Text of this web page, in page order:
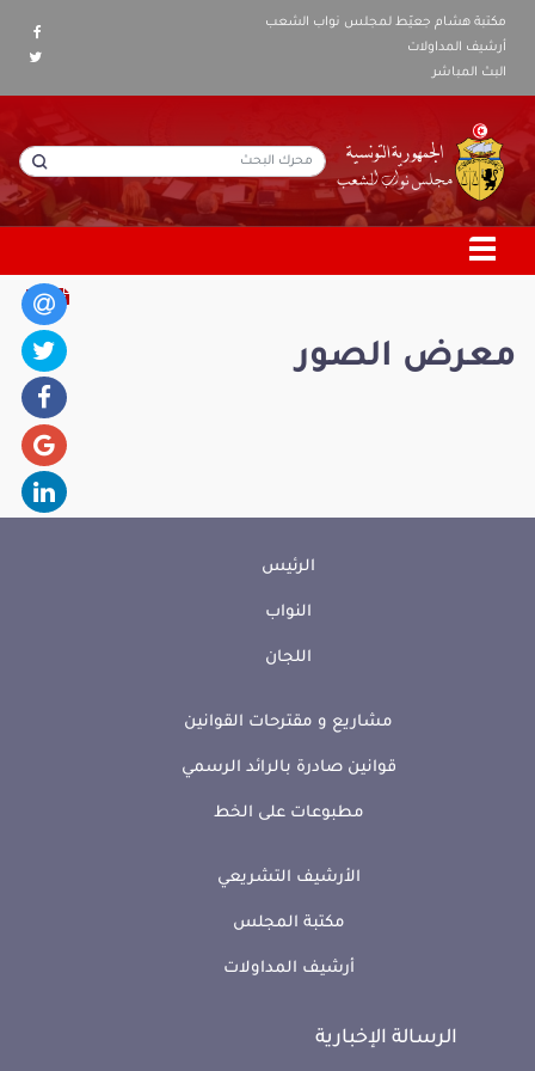
مكتبة هشام جعيّط لمجلس نواب الشعب
أرشيف المداولات
البث المباشر
معرض الصور
الرئيس
النواب
اللجان
مشاريع و مقترحات القوانين
قوانين صادرة بالرائد الرسمي
مطبوعات على الخط
الأرشيف التشريعي
مكتبة المجلس
أرشيف المداولات
الرسالة الإخبارية